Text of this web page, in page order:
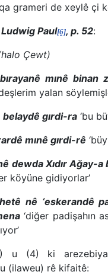
grameri de xeylê çi
Paul[6], p. 52:
Çewt)
bırayanê mınê binan
yalan
belaydê gırdi-ra ‘bu
mınê gırdi-rê
dewda Xıdır Ağay-a
köyüne gidiyorlar’
hetê nê ‘eskerandê
‘diğer padişahın
u (4) ki
(ilaweu) rê kifaitê: